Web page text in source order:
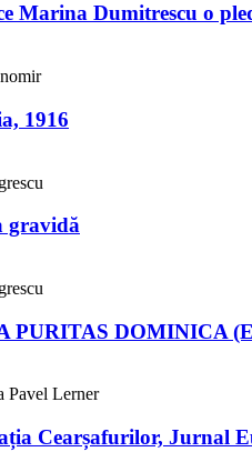
Marina Dumitrescu o
1916
gravidă
PURITAS DOMINICA
Cearșafurilor, Jurnal